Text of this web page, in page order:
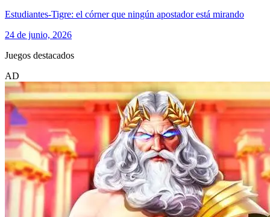
Estudiantes-Tigre: el córner que ningún apostador está mirando
24 de junio, 2026
Juegos destacados
AD